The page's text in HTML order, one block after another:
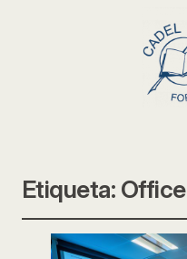
Etiqueta: Office